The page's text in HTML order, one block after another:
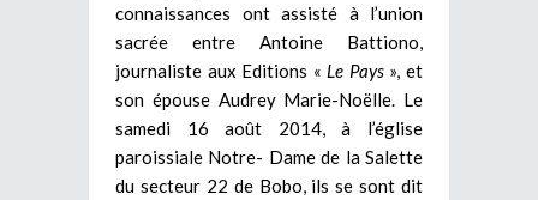
connaissances ont assisté à l’union
sacrée entre Antoine Battiono,
journaliste aux Editions « Le Pays », et
son épouse Audrey Marie-Noëlle. Le
samedi 16 août 2014, à l’église
paroissiale Notre- Dame de la Salette
du secteur 22 de Bobo, ils se sont dit